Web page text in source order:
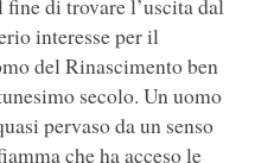
fine di trovare l’uscita dal
interesse per il
del Rinascimento ben
secolo. Un uomo
pervaso da un senso
che ha acceso le